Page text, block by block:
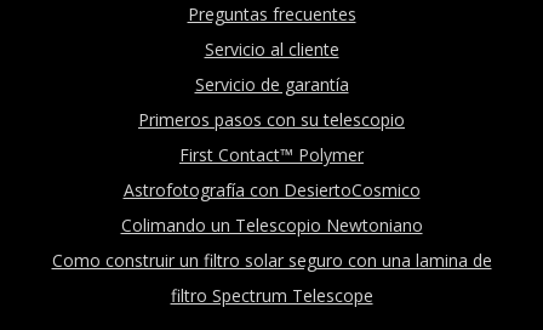
Preguntas frecuentes
Servicio al cliente
Servicio de garantía
Primeros pasos con su telescopio
First Contact™ Polymer
Astrofotografía con DesiertoCosmico
Colimando un Telescopio Newtoniano
Como construir un filtro solar seguro con una lamina de
filtro Spectrum Telescope